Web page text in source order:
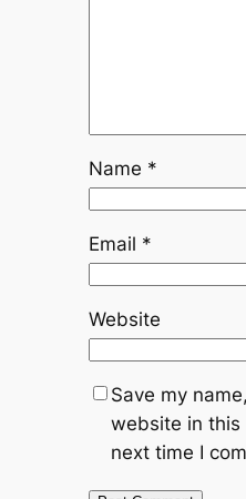
Name *
Email *
Website
Save my
website in
next time I